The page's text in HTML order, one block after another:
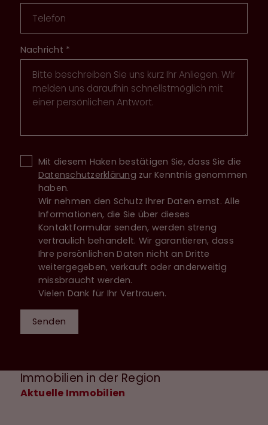
Nachricht *
Mit diesem Haken bestätigen Sie, dass Sie die
Datenschutzerklärung zur Kenntnis genommen
haben.
Wir nehmen den Schutz Ihrer Daten ernst. Alle
Informationen, die Sie über dieses
Kontaktformular senden, werden streng
vertraulich behandelt. Wir garantieren, dass
Ihre persönlichen Daten nicht an Dritte
weitergegeben, verkauft oder anderweitig
missbraucht werden.
Vielen Dank für Ihr Vertrauen.
Senden
Immobilien in der Region
Aktuelle Immobilien